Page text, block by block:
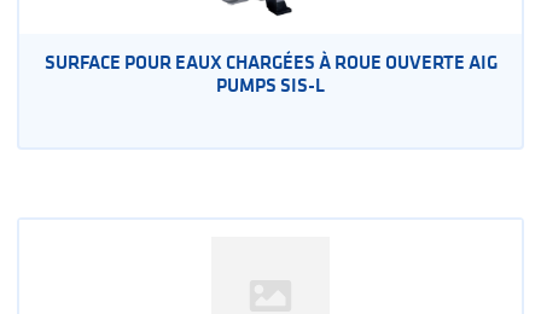
SURFACE POUR EAUX CHARGÉES À ROUE OUVERTE AIG
PUMPS SIS-L